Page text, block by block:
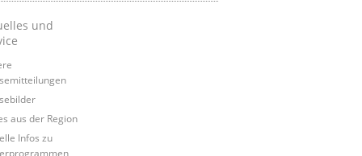
und
aus der Region
Infos zu